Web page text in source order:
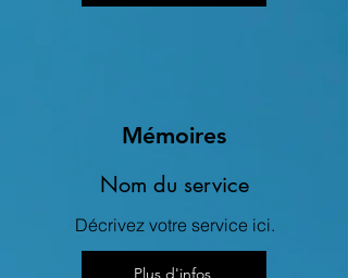
Mémoires
Nom du service
Décrivez votre service ici.
Plus d'infos